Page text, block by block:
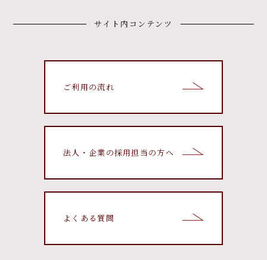
サイト内コンテンツ
ご利用の流れ
法人・企業の採用担当の方へ
よくある質問